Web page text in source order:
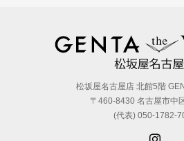
松坂屋名古屋店 北館5階
〒460-8430 名古屋市中
(代表) 050-1782-